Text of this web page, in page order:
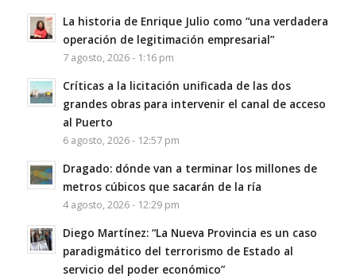
La historia de Enrique Julio como “una verdadera
operación de legitimación empresarial”
7 agosto, 2026 - 1:16 pm
Críticas a la licitación unificada de las dos
grandes obras para intervenir el canal de acceso
al Puerto
6 agosto, 2026 - 12:57 pm
Dragado: dónde van a terminar los millones de
metros cúbicos que sacarán de la ría
4 agosto, 2026 - 12:29 pm
Diego Martínez: “La Nueva Provincia es un caso
paradigmático del terrorismo de Estado al
servicio del poder económico”